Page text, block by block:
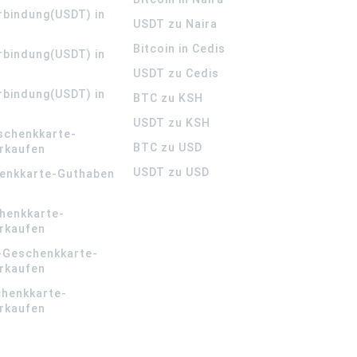
in
in
in
Guthaben
USDT zu Naira
Bitcoin in Cedis
USDT zu Cedis
BTC zu KSH
USDT zu KSH
BTC zu USD
USDT zu USD